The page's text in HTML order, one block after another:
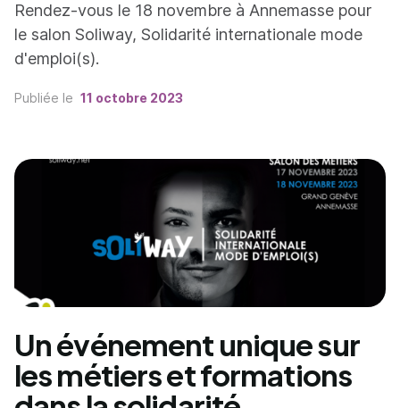
Rendez-vous le 18 novembre à Annemasse pour
le salon Soliway, Solidarité internationale mode
d'emploi(s).
Publiée le 11 octobre 2023
Un événement unique sur
les métiers et formations